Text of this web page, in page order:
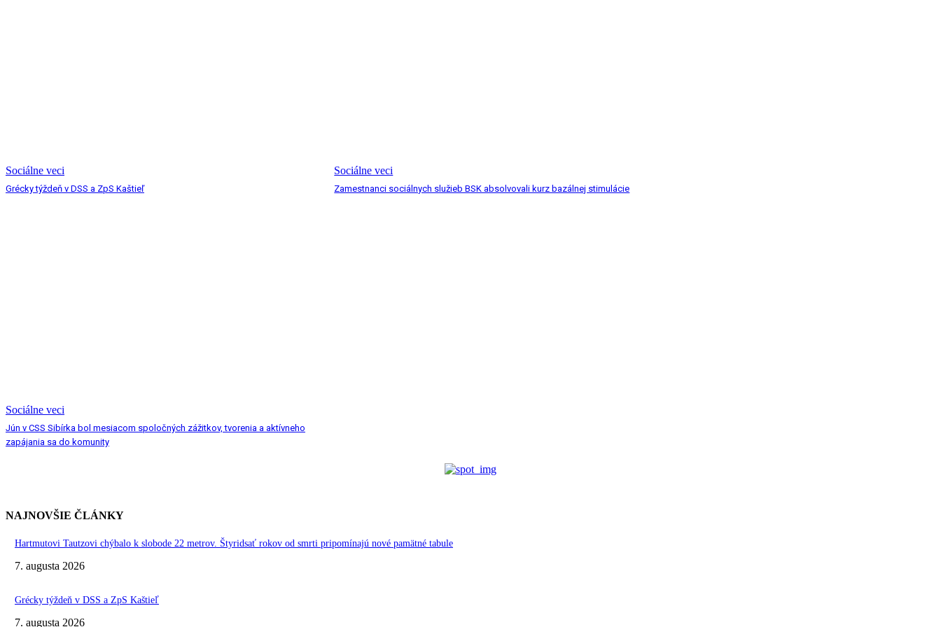
Sociálne veci
Grécky týždeň v DSS a ZpS Kaštieľ
Sociálne veci
Zamestnanci sociálnych služieb BSK absolvovali kurz bazálnej stimulácie
Sociálne veci
Jún v CSS Sibírka bol mesiacom spoločných zážitkov, tvorenia a aktívneho
zapájania sa do komunity
NAJNOVŠIE ČLÁNKY
Hartmutovi Tautzovi chýbalo k slobode 22 metrov. Štyridsať rokov od smrti pripomínajú nové pamätné tabule
7. augusta 2026
Grécky týždeň v DSS a ZpS Kaštieľ
7. augusta 2026